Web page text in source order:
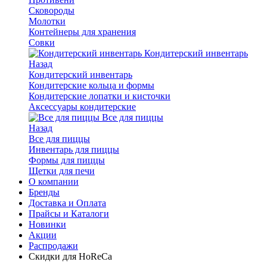
Сковороды
Молотки
Контейнеры для хранения
Совки
Кондитерский инвентарь
Назад
Кондитерский инвентарь
Кондитерские кольца и формы
Кондитерские лопатки и кисточки
Аксессуары кондитерские
Все для пиццы
Назад
Все для пиццы
Инвентарь для пиццы
Формы для пиццы
Щетки для печи
О компании
Бренды
Доставка и Оплата
Прайсы и Каталоги
Новинки
Акции
Распродажи
Скидки для HoReCa